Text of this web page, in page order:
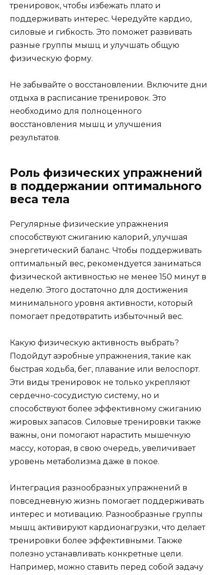
тренировок, чтобы избежать плато и
поддерживать интерес. Чередуйте кардио,
силовые и гибкость. Это поможет развивать
разные группы мышц и улучшать общую
физическую форму.
Не забывайте о восстановлении. Включите дни
отдыха в расписание тренировок. Это
необходимо для полноценного
восстановления мышц и улучшения
результатов.
Роль физических упражнений
в поддержании оптимального
веса тела
Регулярные физические упражнения
способствуют сжиганию калорий, улучшая
энергетический баланс. Чтобы поддерживать
оптимальный вес, рекомендуется заниматься
физической активностью не менее 150 минут в
неделю. Этого достаточно для достижения
минимального уровня активности, который
помогает предотвратить избыточный вес.
Какую физическую активность выбрать?
Подойдут аэробные упражнения, такие как
быстрая ходьба, бег, плавание или велоспорт.
Эти виды тренировок не только укрепляют
сердечно-сосудистую систему, но и
способствуют более эффективному сжиганию
жировых запасов. Силовые тренировки также
важны, они помогают нарастить мышечную
массу, которая, в свою очередь, увеличивает
уровень метаболизма даже в покое.
Интеграция разнообразных упражнений в
повседневную жизнь помогает поддерживать
интерес и мотивацию. Разнообразные группы
мышц активируют кардионагрузки, что делает
тренировки более эффективными. Также
полезно устанавливать конкретные цели.
Например, можно ставить перед собой задачу